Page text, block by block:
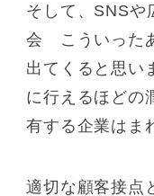
そして、SNSや
会 こういった
出てくると思い
に行えるほどの
有する企業はま
適切な顧客接点